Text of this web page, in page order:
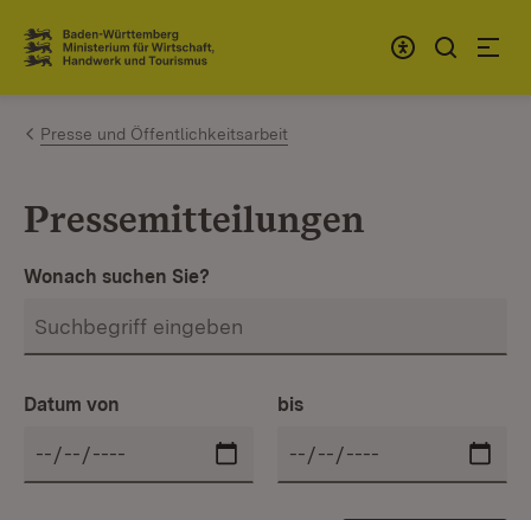
Zum Inhalt springen
Link zur Startseite
Presse und Öffentlichkeitsarbeit
Pressemitteilungen
Wonach suchen Sie?
Datum von bis